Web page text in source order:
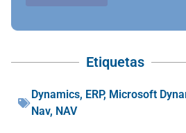
Etiquetas
Dynamics, ERP, Microsoft
Nav, NAV